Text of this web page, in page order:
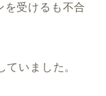
を受けるも不合
いました。